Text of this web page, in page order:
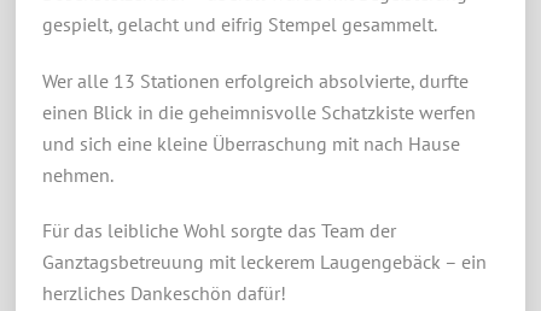
gespielt, gelacht und eifrig Stempel gesammelt.
Wer alle 13 Stationen erfolgreich absolvierte, durfte
einen Blick in die geheimnisvolle Schatzkiste werfen
und sich eine kleine Überraschung mit nach Hause
nehmen.
Für das leibliche Wohl sorgte das Team der
Ganztagsbetreuung mit leckerem Laugengebäck – ein
herzliches Dankeschön dafür!